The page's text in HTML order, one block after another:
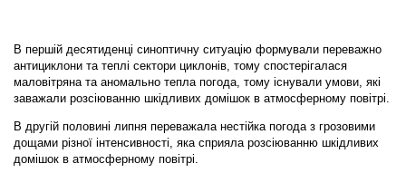
В першій десятиденці синоптичну ситуацію формували переважно
антициклони та теплі сектори циклонів, тому спостерігалася
маловітряна та аномально тепла погода, тому існували умови, які
заважали розсіюванню шкідливих домішок в атмосферному повітрі.
В другій половині липня переважала нестійка погода з грозовими
дощами різної інтенсивності, яка сприяла розсіюванню шкідливих
домішок в атмосферному повітрі.